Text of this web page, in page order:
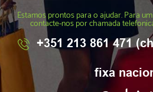
Estamos prontos para o ajudar. Para
contacte-nos por chamada
+351 213 861 471
fixa